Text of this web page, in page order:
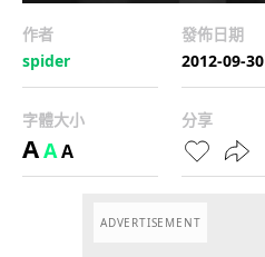
作者
spider
發佈日期
2012-09-30
字體大小
AAA
分享
ADVERTISEMENT